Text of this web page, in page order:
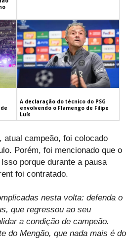
A declaração do técnico do PSG
envolvendo o Flamengo de Filipe
Luís
atual campeão, foi colocado
Porém, foi mencionado que o
porque durante a pausa
foi contratado.
nesta volta: defenda o
que regressou ao seu
a condição de campeão.
do Mengão, que nada mais é do